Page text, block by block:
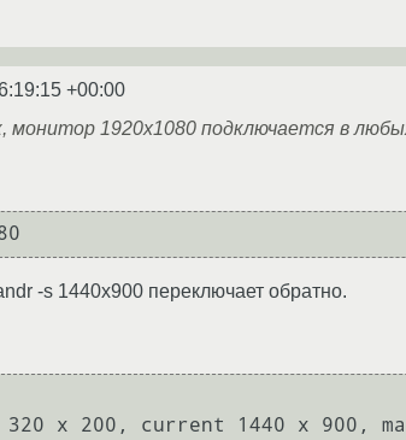
+00:00
1920х1080 подключается в
-s 1440x900 переключает обратно.
320 x 200, current 1440 x 900,